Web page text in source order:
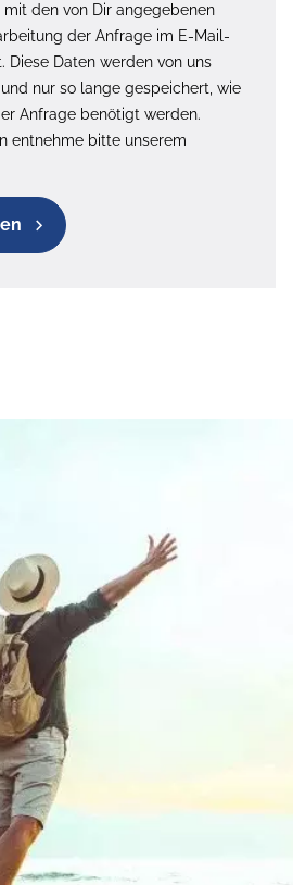
den von Dir angegebenen
der Anfrage im E-Mail-
Diese Daten werden von uns
nur so lange gespeichert, wie
Anfrage benötigt werden.
entnehme bitte unserem